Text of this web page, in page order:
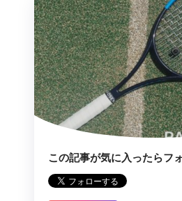
この記事が気に入ったらフ